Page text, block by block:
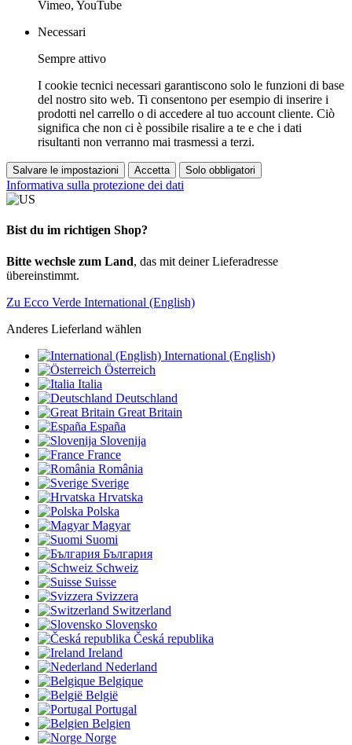
Vimeo, YouTube
Necessari
Sempre attivo
I cookie tecnici necessari garantiscono solo le funzioni di base
del nostro sito web. Ti consentono per esempio di inserire i
prodotti nel carrello o di accedere al tuo account cliente. Ciò
significa che non ci è possibile risalire a te e che i dati
risultanti non verranno mai trasmessi a terzi.
Salvare le impostazioni Accetta Solo obbligatori
Informativa sulla protezione dei dati
Bist du im richtigen Shop?
Bitte wechsle zum Land, das mit deiner Lieferadresse
übereinstimmt.
Zu Ecco Verde International (English)
Anderes Lieferland wählen
International (English)
Österreich
Italia
Deutschland
Great Britain
España
Slovenija
France
România
Sverige
Hrvatska
Polska
Magyar
Suomi
България
Schweiz
Suisse
Svizzera
Switzerland
Slovensko
Česká republika
Ireland
Nederland
Belgique
België
Portugal
Belgien
Norge